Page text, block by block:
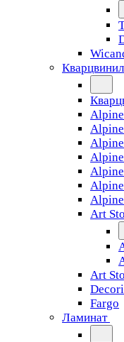
Кварцвинил
Art
Art
Fargo
Ламинат